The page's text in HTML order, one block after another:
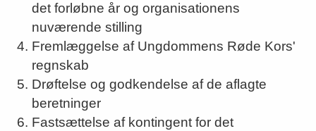
det forløbne år og organisationens
nuværende stilling
Fremlæggelse af Ungdommens Røde Kors'
regnskab
Drøftelse og godkendelse af de aflagte
beretninger
Fastsættelse af kontingent for det